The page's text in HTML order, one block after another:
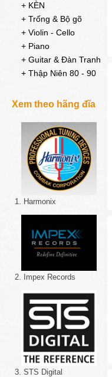
+ KÈN
+ Trống & Bộ gõ
+ Violin - Cello
+ Piano
+ Guitar & Đàn Tranh
+ Thập Niên 80 - 90
Xem theo hãng đĩa
1. Harmonix
2. Impex Records
3. STS Digital